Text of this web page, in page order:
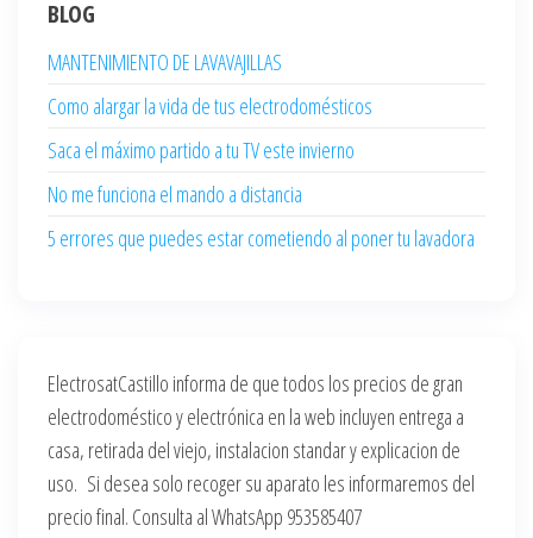
BLOG
MANTENIMIENTO DE LAVAVAJILLAS
Como alargar la vida de tus electrodomésticos
Saca el máximo partido a tu TV este invierno
No me funciona el mando a distancia
5 errores que puedes estar cometiendo al poner tu lavadora
ElectrosatCastillo informa de que todos los precios de gran
electrodoméstico y electrónica en la web incluyen entrega a
casa, retirada del viejo, instalacion standar y explicacion de
uso. Si desea solo recoger su aparato les informaremos del
precio final. Consulta al WhatsApp 953585407